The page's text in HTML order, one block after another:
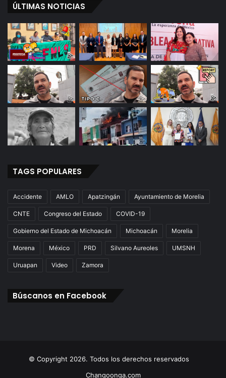
ÚLTIMAS NOTICIAS
TAGS POPULARES
Accidente AMLO Apatzingán Ayuntamiento de Morelia
CNTE Congreso del Estado COVID-19
Gobierno del Estado de Michoacán Michoacán Morelia
Morena México PRD Silvano Aureoles UMSNH
Uruapan Video Zamora
Búscanos en Facebook
© Copyright 2026. Todos los derechos reservados
Changoonga.com